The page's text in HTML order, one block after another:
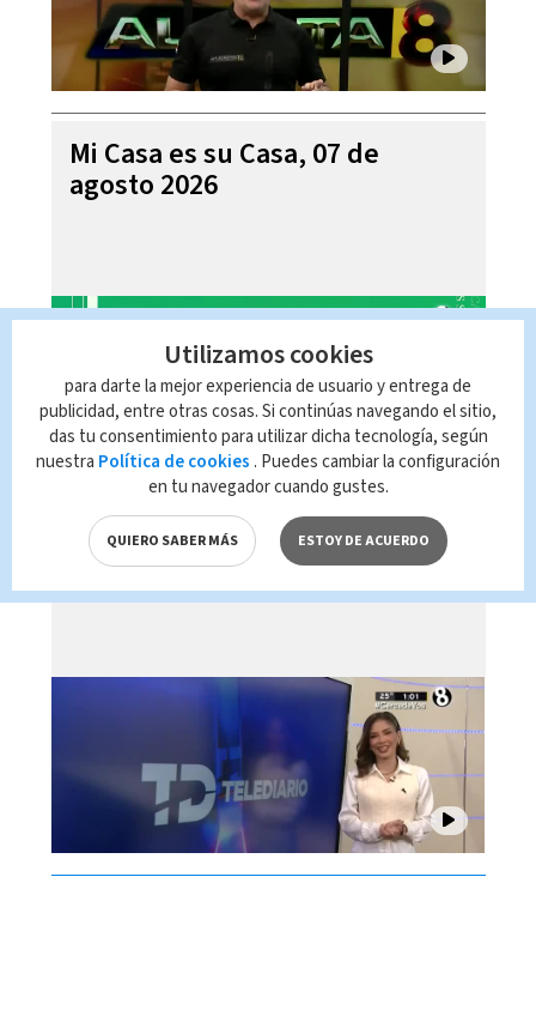
Mi Casa es su Casa, 07 de
agosto 2026
Telediario En Directo con Paula
Brenes, 07 de agosto 2026
Utilizamos cookies
para darte la mejor experiencia de usuario y entrega de
publicidad, entre otras cosas. Si continúas navegando el sitio,
das tu consentimiento para utilizar dicha tecnología, según
nuestra Política de cookies . Puedes cambiar la configuración
en tu navegador cuando gustes.
QUIERO SABER MÁS ESTOY DE ACUERDO